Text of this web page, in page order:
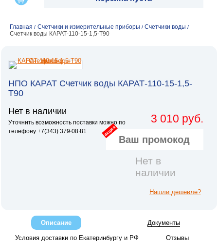
Главная / Счетчики и измерительные приборы / Счетчики воды /
Счетчик воды КАРАТ-110-15-1,5-Т90
НПО КАРАТ Счетчик воды КАРАТ-110-15-1,5-
Т90
Нет в наличии
Уточнить возможность поставки можно по
телефону +7(343) 379∙08∙81
3 010 руб.
акция
Нет в
наличии
Нашли дешевле?
Описание Документы
Условия доставки по Екатеринбургу и РФ Отзывы